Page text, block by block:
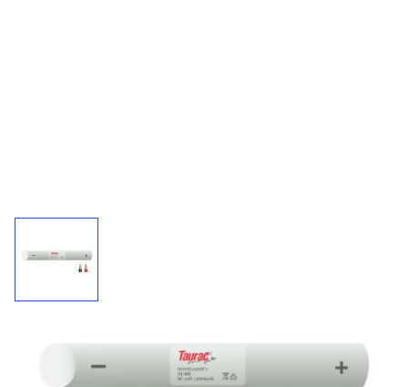
Kies uw connector bij "'meer informatie".